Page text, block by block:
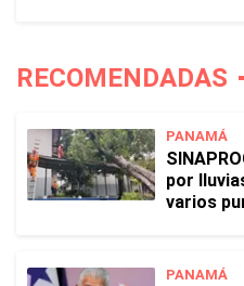
RECOMENDADAS
PANAMÁ
por
varios
PANAMÁ